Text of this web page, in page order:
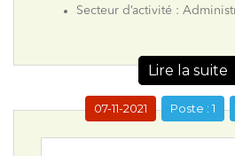
Secteur d’activité :
Lire la suite
Poste : 1
07-11-2021